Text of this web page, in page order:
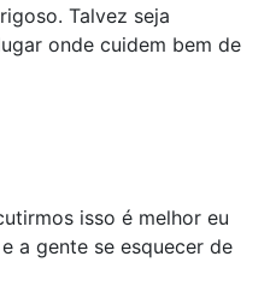
Talvez seja
onde cuidem bem de
isso é melhor eu
a gente se esquecer de